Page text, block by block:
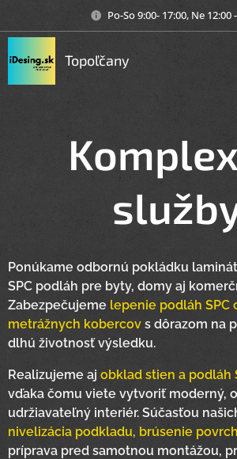
Po-So 9:00- 17:00, Ne 12:00
Topoľčany
Ponúkame odbornú pokládku
SPC podláh pre byty, domy aj
Zabezpečujeme lepenie podláh SPC
metrážnych kobercov s dôrazom na
dlhú životnosť výsledku.
Realizujeme aj obklad stien a podláh
vďaka čomu viete vytvoriť moderný,
udržiavateľný interiér. Súčasťou
nivelizácia podkladu, brúsenie
príprava pred samotnou montážou,